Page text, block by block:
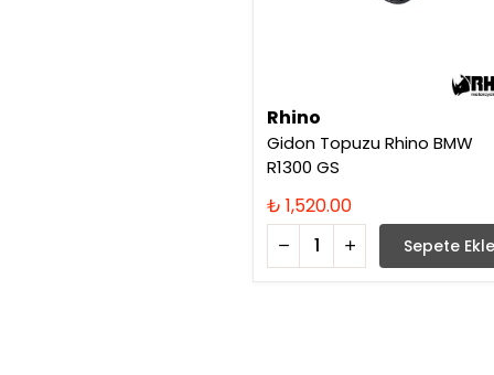
Rhino
Gidon Topuzu Rhino BMW
R1300 GS
₺ 1,520.00
Sepete